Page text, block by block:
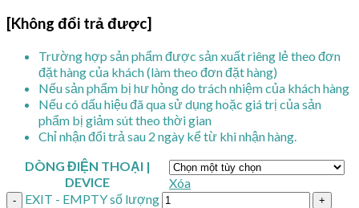
[Không đổi trả được]
Trường hợp sản phẩm được sản xuất riêng lẻ theo đơn
đặt hàng của khách (làm theo đơn đặt hàng)
Nếu sản phẩm bị hư hỏng do trách nhiệm của khách hàng
Nếu có dấu hiệu đã qua sử dụng hoặc giá trị của sản
phẩm bị giảm sút theo thời gian
Chỉ nhận đổi trả sau 2 ngày kể từ khi nhận hàng.
DÒNG ĐIỆN THOẠI |
DEVICE
Xóa
EXIT - EMPTY số lượng